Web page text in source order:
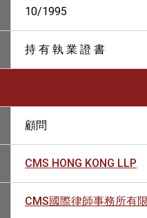
10/1995
持 有 執 業 證 書
顧問
CMS HONG KONG LLP
CMS國際律師事務所有